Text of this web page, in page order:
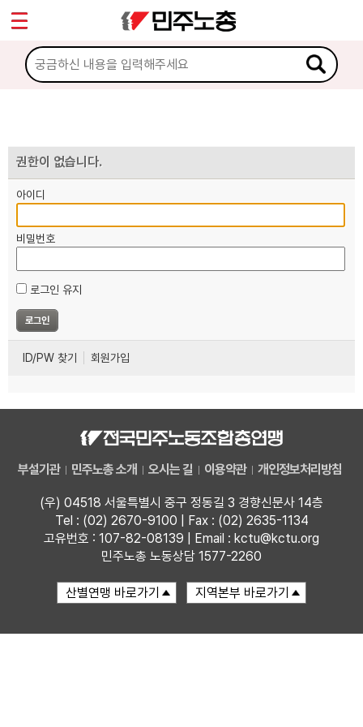
권한이 없습니다.
아이디
비밀번호
로그인 유지
ID/PW 찾기 회원가입
부설기관 민주노총 소개 오시는 길 이용약관 개인정보처리방침
(우) 04518 서울특별시 중구 정동길 3 경향신문사 14층
Tel : (02) 2670-9100 | Fax : (02) 2635-1134
고유번호 : 107-82-08139 | Email : kctu@kctu.org
민주노총 노동상담 1577-2260
마이페이지
소개
노동상담
자료
부설기관
업무